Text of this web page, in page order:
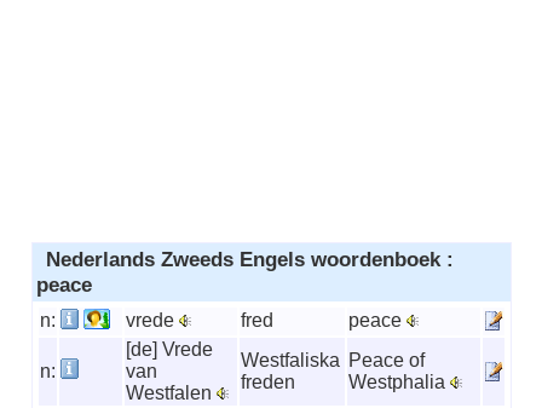
Nederlands Zweeds Engels woordenboek :
peace
n: vrede fred peace
n:
[de] Vrede
van
Westfalen
Westfaliska
freden
Peace of
Westphalia